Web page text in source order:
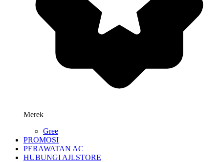
Merek
Gree
PROMOSI
PERAWATAN AC
HUBUNGI AJLSTORE